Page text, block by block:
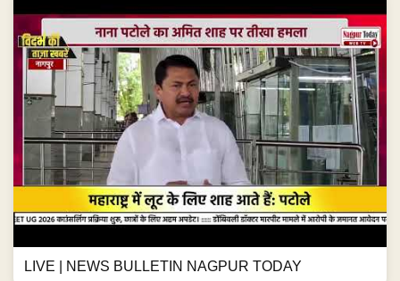
LIVE | NEWS BULLETIN NAGPUR TODAY